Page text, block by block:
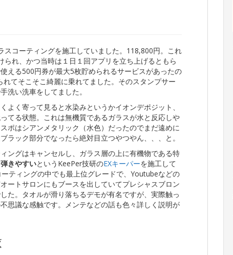
コーティングを施工していました。118,800円。これ
れ、かつ当時は１日１回アプリを立ち上げるともら
える500円券が最大5枚貯められるサービスがあったの
てそこそこ綺麗に乗れてました。そのスタンプサー
洗い洗車をしてました。
よく寄って見ると水染みというかイオンデポジット、
てる状態。これは無機質であるガラスが水と反応しや
ポはシアンメタリック（水色）だったのでまだ遠めに
ラック部分でなったら絶対目立つやつやん、、、と。
ングはキャンセルし、ガラス層の上に有機物である特
きやすいというKeePer技研のEXキーパーを施工して
ティングの中でも最上位グレードで、Youtubeなどの
ートサロンにもブースを出していてプレシャスブロン
た。タオルが滑り落ちるデモが有名ですが、実際触っ
思議な感触です。メンテなどの話も色々詳しく説明が